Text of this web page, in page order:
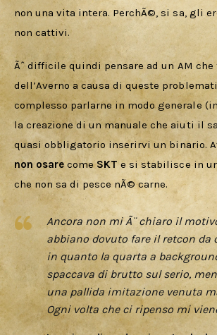
non una vita intera. PerchÃ©, si sa, gli
non cattivi.
Ãˆ difficile quindi pensare ad un AM
dell’Averno a causa di queste
complesso parlarne in modo generale
la creazione di un manuale che aiuti il
quasi obbligatorio inserirvi un binario.
non osare come SKT e si stabilisce in
che non sa di pesce nÃ© carne.
Ancora non mi Ã¨ chiaro il
abbiano dovuto fare il retcon da
in quanto la quarta a
spaccava di brutto sul serio,
una pallida imitazione venuta
Ogni volta che ci ripenso mi